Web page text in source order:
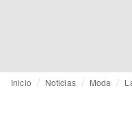
Inicio Noticias Moda